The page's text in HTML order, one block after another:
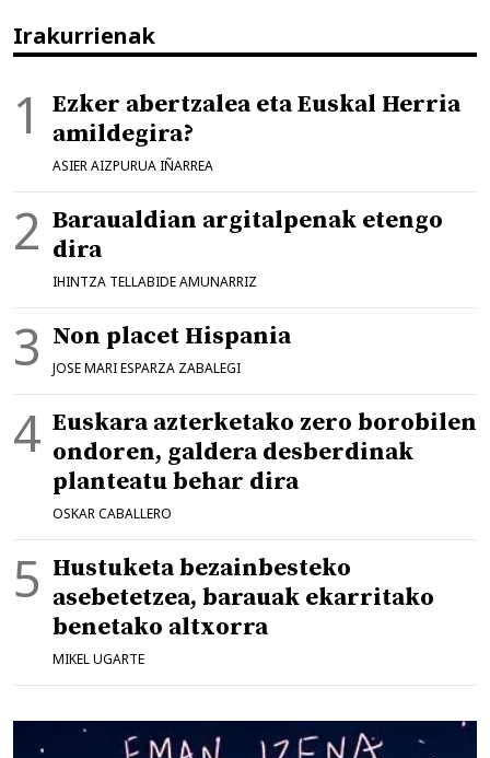
Irakurrienak
Ezker abertzalea eta Euskal Herria
amildegira?
ASIER AIZPURUA IÑARREA
Baraualdian argitalpenak etengo
dira
IHINTZA TELLABIDE AMUNARRIZ
Non placet Hispania
JOSE MARI ESPARZA ZABALEGI
Euskara azterketako zero borobilen
ondoren, galdera desberdinak
planteatu behar dira
OSKAR CABALLERO
Hustuketa bezainbesteko
asebetetzea, barauak ekarritako
benetako altxorra
MIKEL UGARTE